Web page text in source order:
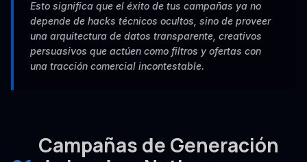
Esto significa que el éxito de tus campañas ya no
depende de hacks técnicos ocultos, sino de proveer
una arquitectura de datos transparente, creativos
persuasivos que actúen como filtros y ofertas con
una tracción comercial incontestable.
Campañas de Generación